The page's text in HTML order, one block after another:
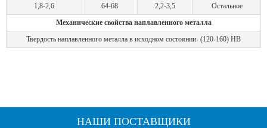
1,8-2,6
64-68 2,2-3,5
Остальное
Механические свойства наплавленного металла
Твердость наплавленного металла в исходном состоянии- (120-160) НВ
НАШИ ПОСТАВЩИКИ